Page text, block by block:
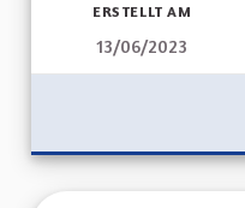
ERSTELLT AM
13/06/2023